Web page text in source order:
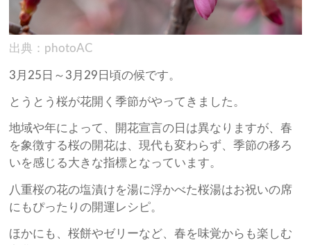
出典：photoAC
3月25日～3月29日頃の候です。
とうとう桜が花開く季節がやってきました。
地域や年によって、開花宣言の日は異なりますが、春
を象徴する桜の開花は、現代も変わらず、季節の移ろ
いを感じる大きな指標となっています。
八重桜の花の塩漬けを湯に浮かべた桜湯はお祝いの席
にもぴったりの開運レシピ。
ほかにも、桜餅やゼリーなど、春を味覚からも楽しむ